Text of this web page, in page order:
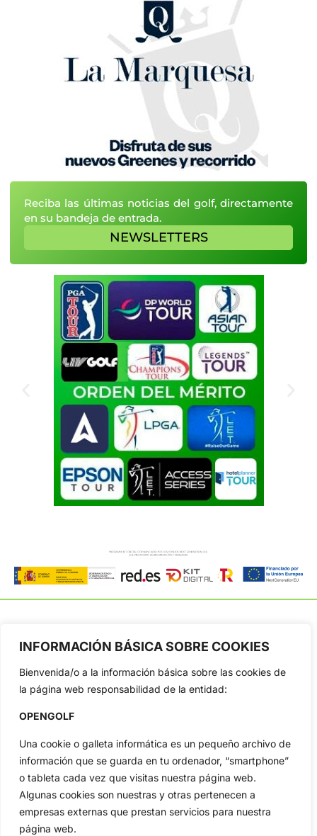
INFORMACIÓN BÁSICA SOBRE COOKIES
Bienvenida/o a la información básica sobre las cookies de
la página web responsabilidad de la entidad:
OPENGOLF
Una cookie o galleta informática es un pequeño archivo de
información que se guarda en tu ordenador, “smartphone”
o tableta cada vez que visitas nuestra página web.
Algunas cookies son nuestras y otras pertenecen a
empresas externas que prestan servicios para nuestra
página web.
Reciba las últimas noticias del golf, directamente
en su bandeja de entrada.
NEWSLETTERS
profesional y amateur, resultados en directo, vídeos, noticias,
Jon Rahm, LIV Golf, PGA Tour, Ryder Cup, DP World Tour, LPGA
Categorias
Inicio
Actualidad
Amateurs
Circuitos
Especiales
Jon Rahm
Ryder Cup
Reglas
Vídeos
De Interés